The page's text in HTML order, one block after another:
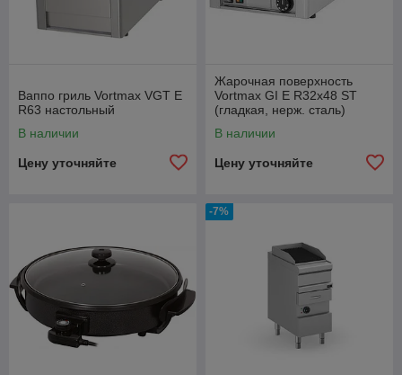
Ваппо гриль Vortmax VGT E
R63 настольный
В наличии
Цену уточняйте
Жарочная поверхность
Vortmax GI E R32x48 ST
(гладкая, нерж. сталь)
В наличии
Цену уточняйте
-7%